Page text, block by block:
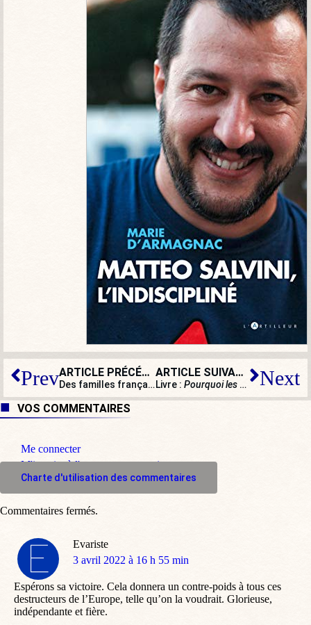
Prev ARTICLE PRÉCÉDENT
Des familles françaises à la rue
ARTICLE SUIVANT
Livre : Pourquoi les catholiques ne revoteront pas pour Macron Next
VOS COMMENTAIRES
Me connecter
M'inscrire à l'espace commentaire
Charte d'utilisation des commentaires
Evariste
dit
3 avril 2022 à 16 h 55 min
Espérons sa victoire. Cela donnera un contre-poids à tous ces
destructeurs de l’Europe, telle qu’on la voudrait. Glorieuse,
indépendante et fière.
Commentaires fermés.